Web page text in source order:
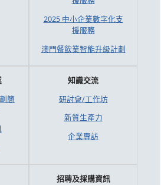
2025 中小企業數字化支
援服務
澳門餐飲業智能升級計劃
簡
知識交流
研討會/工作坊
新質生產力
企業專訪
招聘及採購資訊